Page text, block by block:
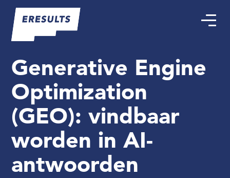
Generative Engine
Optimization
(GEO): vindbaar
worden in AI-
antwoorden